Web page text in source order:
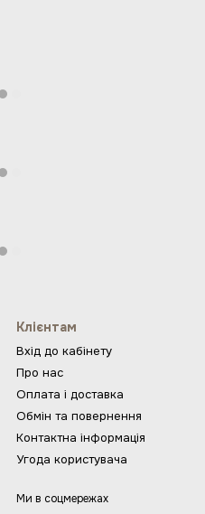
Клієнтам
Вхід до кабінету
Про нас
Оплата і доставка
Обмін та повернення
Контактна інформація
Угода користувача
Ми в соцмережах